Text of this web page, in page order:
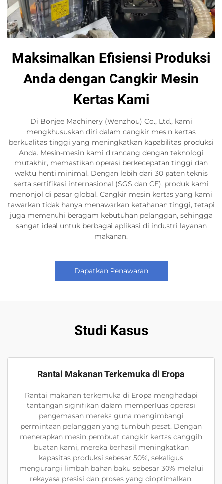
Maksimalkan Efisiensi Produksi
Anda dengan Cangkir Mesin
Kertas Kami
Di Bonjee Machinery (Wenzhou) Co., Ltd., kami
mengkhususkan diri dalam cangkir mesin kertas
berkualitas tinggi yang meningkatkan kapabilitas produksi
Anda. Mesin-mesin kami dirancang dengan teknologi
mutakhir, memastikan operasi berkecepatan tinggi dan
waktu henti minimal. Dengan lebih dari 30 paten teknis
serta sertifikasi internasional (SGS dan CE), produk kami
menonjol di pasar global. Cangkir mesin kertas yang kami
tawarkan tidak hanya menawarkan ketahanan tinggi, tetapi
juga memenuhi beragam kebutuhan pelanggan, sehingga
sangat ideal untuk berbagai aplikasi di industri layanan
makanan.
Dapatkan Penawaran
Studi Kasus
Rantai Makanan Terkemuka di Eropa
Rantai makanan terkemuka di Eropa menghadapi
tantangan signifikan dalam memperluas operasi
pengemasan mereka guna mengimbangi
permintaan pelanggan yang tumbuh pesat. Dengan
menerapkan mesin pembuat cangkir kertas canggih
buatan kami, mereka berhasil meningkatkan
kapasitas produksi sebesar 50%, sekaligus
mengurangi limbah bahan baku sebesar 30% melalui
rekayasa presisi dan proses yang dioptimalkan.